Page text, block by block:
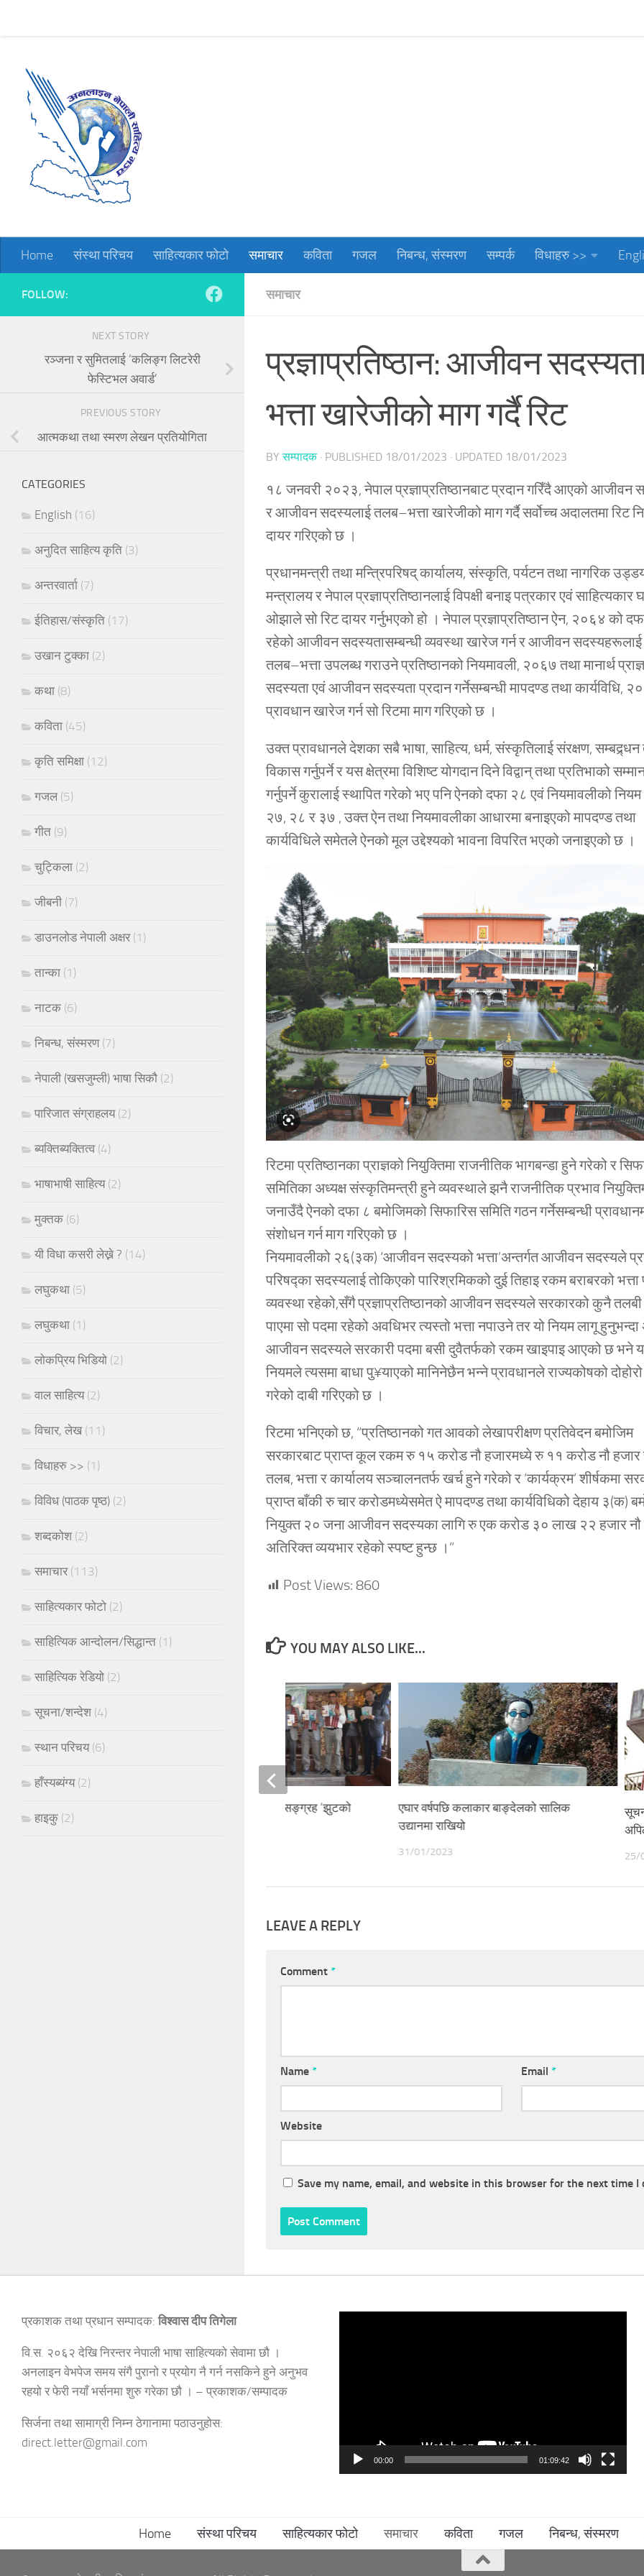
Home संस्था परिचय साहित्यकार फोटो समाचार कविता गजल निबन्ध, संस्मरण सम्पर्क विधाहरु >>
समाचार
प्रज्ञाप्रतिष्ठान: आजीवन
भत्ता खारेजीको माग गर्दै रिट
BYसम्पादक · PUBLISHED 18/01/2023 · UPDATED 18/01/2023
१८ जनवरी २०२३, नेपाल प्रज्ञाप्रतिष्ठानबाट प्रदान गरिँदै आएको आजीवन
र आजीवन सदस्यलाई तलब–भत्ता खारेजीको माग गर्दै सर्वोच्च अदालतमा रिट
दायर गरिएको छ ।
प्रधानमन्त्री तथा मन्त्रिपरिषद् कार्यालय, संस्कृति, पर्यटन तथा नागरिक
मन्त्रालय र नेपाल प्रज्ञाप्रतिष्ठानलाई विपक्षी बनाइ पत्रकार एवं साहित्यकार
ओझाले सो रिट दायर गर्नुभएको हो । नेपाल प्रज्ञाप्रतिष्ठान ऐन, २०६४ को
रहेको आजीवन सदस्यतासम्बन्धी व्यवस्था खारेज गर्न र आजीवन
तलब–भत्ता उपलब्ध गराउने प्रतिष्ठानको नियमावली, २०६७ तथा मानार्थ प्राज्ञ
सदस्यता एवं आजीवन सदस्यता प्रदान गर्नेसम्बन्धी मापदण्ड तथा कार्यविधि,
प्रावधान खारेज गर्न सो रिटमा माग गरिएको छ ।
उक्त प्रावधानले देशका सबै भाषा, साहित्य, धर्म, संस्कृतिलाई संरक्षण, सम्बद्र्धन
विकास गर्नुपर्ने र यस क्षेत्रमा विशिष्ट योगदान दिने विद्वान् तथा प्रतिभाको
गर्नुपर्ने कुरालाई स्थापित गरेको भए पनि ऐनको दफा २८ एवं नियमावलीको
२७, २८ र ३७ , उक्त ऐन तथा नियमावलीका आधारमा बनाइएको मापदण्ड तथा
कार्यविधिले समेतले ऐनको मूल उद्देश्यको भावना विपरित भएको जनाइएको छ ।
रिटमा प्रतिष्ठानका प्राज्ञको नियुक्तिमा राजनीतिक भागबन्डा हुने गरेको र
समितिका अध्यक्ष संस्कृतिमन्त्री हुने व्यवस्थाले झनै राजनीतिक प्रभाव
जनाउँदै ऐनको दफा ८ बमोजिमको सिफारिस समिति गठन गर्नेसम्बन्धी
संशोधन गर्न माग गरिएको छ ।
नियमावलीको २६(३क) ‘आजीवन सदस्यको भत्ता’अन्तर्गत आजीवन सदस्यले
परिषद्का सदस्यलाई तोकिएको पारिश्रमिकको दुई तिहाइ रकम बराबरको भत्ता
व्यवस्था रहेको,सँगै प्रज्ञाप्रतिष्ठानको आजीवन सदस्यले सरकारको कुनै तलबी
पाएमा सो पदमा रहेको अवधिभर त्यस्तो भत्ता नपाउने तर यो नियम लागू
आजीवन सदस्यले सरकारी पदमा बसी दुवैतर्फको रकम खाइपाइ आएको छ भने
नियमले त्यसमा बाधा पु¥याएको मानिनेछैन भन्ने प्रावधानले राज्यकोषको
गरेको दाबी गरिएको छ ।
रिटमा भनिएको छ, “प्रतिष्ठानको गत आवको लेखापरीक्षण प्रतिवेदन बमोजिम
सरकारबाट प्राप्त कूल रकम रु १५ करोड नौ हजारमध्ये रु ११ करोड नौ हजार
तलब, भत्ता र कार्यालय सञ्चालनतर्फ खर्च हुने गरेको र ‘कार्यक्रम’ शीर्षकमा
प्राप्त बाँकी रु चार करोडमध्येसमेत ऐ मापदण्ड तथा कार्यविधिको देहाय ३(क)
नियुक्त २० जना आजीवन सदस्यका लागि रु एक करोड ३० लाख २२ हजार
अतिरिक्त व्ययभार रहेको स्पष्ट हुन्छ ।”
Post Views: 860
YOU MAY ALSO LIKE...
एघार वर्षपछि कलाकार बाङ्देलको सालिक
उद्यानमा राखियो
31/01/2023 25/
विक्रम याख्खाको लघुकथासङ्ग्रह ‘झुटको
LEAVE A REPLY
Comment *
Name * Email *
Website
Save my name, email, and website in this browser for the next time I
FOLLOW:
NEXT STORY
रञ्जना र सुमितलाई ‘कलिङ्ग लिटरेरी
फेस्टिभल अवार्ड’
PREVIOUS STORY
आत्मकथा तथा स्मरण लेखन प्रतियोगिता
CATEGORIES
English (16)
अनुदित साहित्य कृति (3)
अन्तरवार्ता (7)
ईतिहास/संस्कृति (17)
उखान टुक्का (2)
कथा (8)
कविता (45)
कृति समिक्षा (12)
गजल(5)
गीत (9)
चुट्किला (2)
जीबनी (7)
डाउनलोड नेपाली अक्षर(1)
तान्का (1)
नाटक (6)
निबन्ध, संस्मरण(7)
नेपाली (खसजुम्ली) भाषा सिकौ (2)
पारिजात संग्राहलय(2)
ब्यक्तिब्यक्तित्व(4)
भाषाभाषी साहित्य(2)
मुक्तक (6)
यी विधा कसरी लेख्ने ? (14)
लघुकथा (5)
लघुकथा (1)
लोकप्रिय भिडियो (2)
वाल साहित्य(2)
विचार, लेख(11)
विधाहरु >> (1)
विविध (पाठक पृष्ठ) (2)
शब्दकोश (2)
समाचार(113)
साहित्यकार फोटो (2)
साहित्यिक आन्दोलन/सिद्धान्त (1)
साहित्यिक रेडियो (2)
सूचना/शन्देश (4)
स्थान परिचय(6)
हाँस्यब्यंग्य(2)
हाइकु (2)
प्रकाशक तथा प्रधान सम्पादक:विश्वास दीप तिगेला
वि.स. २०६२ देखि निरन्तर नेपाली भाषा साहित्यको सेवामा छौ ।
अनलाइन वेभपेज समय संगै पुरानो र प्रयोग नै गर्न नसकिने हुने अनुभव
रहयो र फेरी नयाँ भर्सनमा शुरु गरेका छौ । – प्रकाशक/सम्पादक
सिर्जना तथा सामाग्री निम्न ठेगानामा पठाउनुहोस:
direct.letter@gmail.com
00:00 01:09:42
Home संस्था परिचय साहित्यकार फोटो समाचार कविता गजल निबन्ध, संस्मरण